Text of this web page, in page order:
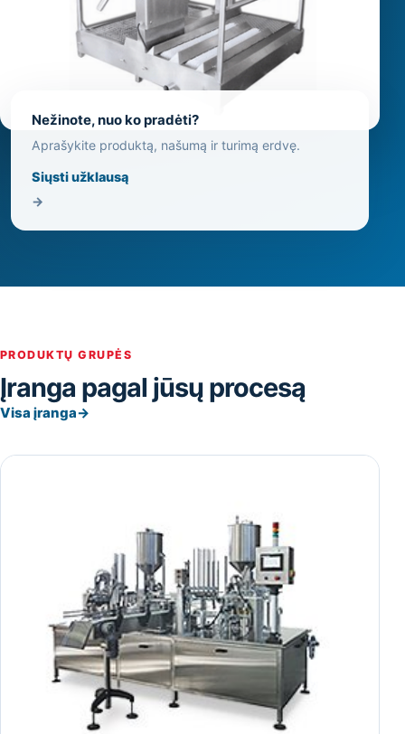
Nežinote, nuo ko pradėti?
Aprašykite produktą, našumą ir turimą erdvę.
Siųsti užklausą
→
PRODUKTŲ GRUPĖS
Įranga pagal jūsų procesą
Visa įranga→